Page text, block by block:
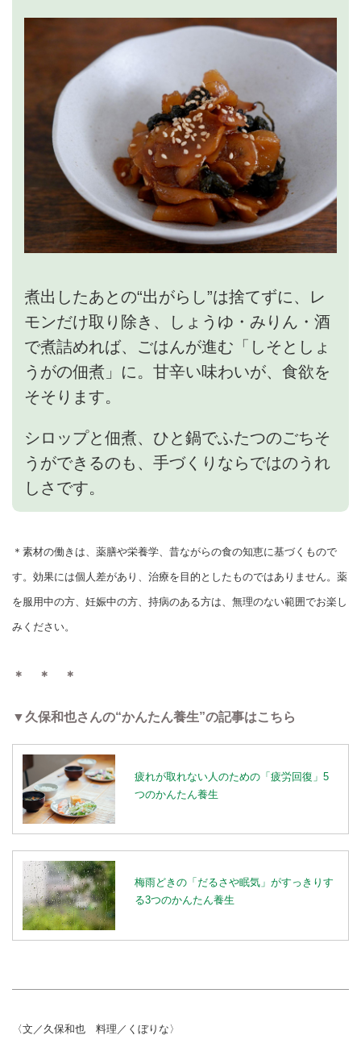
煮出したあとの“出がらし”は捨てずに、レ
モンだけ取り除き、しょうゆ・みりん・酒
で煮詰めれば、ごはんが進む「しそとしょ
うがの佃煮」に。甘辛い味わいが、食欲を
そそります。
シロップと佃煮、ひと鍋でふたつのごちそ
うができるのも、手づくりならではのうれ
しさです。
＊素材の働きは、薬膳や栄養学、昔ながらの食の知恵に基づくもので
す。効果には個人差があり、治療を目的としたものではありません。薬
を服用中の方、妊娠中の方、持病のある方は、無理のない範囲でお楽し
みください。
＊ ＊ ＊
▼久保和也さんの“かんたん養生”の記事はこちら
疲れが取れない人のための「疲労回復」5
つのかんたん養生
梅雨どきの「だるさや眠気」がすっきりす
る3つのかんたん養生
〈文／久保和也 料理／くぼりな〉